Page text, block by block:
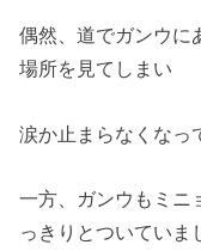
偶然、道でガンウに
場所を見てしまい
涙か止まらなくなっ
一方、ガンウもミニ
っきりとついていま